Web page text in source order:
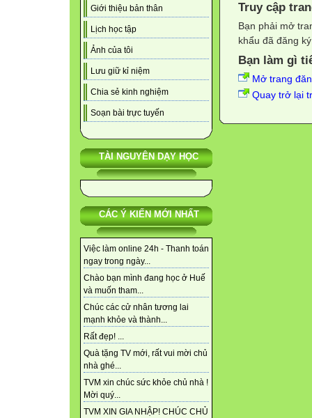
Giới thiệu bản thân
Lịch học tập
Ảnh của tôi
Lưu giữ kỉ niệm
Chia sẻ kinh nghiệm
Soạn bài trực tuyến
TÀI NGUYÊN DẠY HỌC
CÁC Ý KIẾN MỚI NHẤT
Việc làm online 24h - Thanh toán
ngay trong ngày...
Chào bạn mình đang học ở Huế
và muốn tham...
Chúc các cử nhân tương lai
mạnh khỏe và thành...
Rất đẹp! ...
Quà tặng TV mới, rất vui mời chủ
nhà ghé...
TVM xin chúc sức khỏe chủ nhà !
Mời quý...
TVM XIN GIA NHẬP! CHÚC CHỦ
Truy cập
Bạn phải mở
khẩu đã đăng
Bạn làm gì
Mở trang
Quay trở lại